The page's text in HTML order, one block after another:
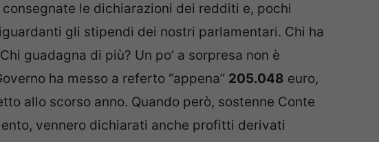
le dichiarazioni dei redditi e, pochi
gli stipendi dei nostri parlamentari. Chi ha
guadagna di più? Un po’ a sorpresa non è
ha messo a referto “appena” 205.048 euro,
allo scorso anno. Quando però, sostenne Conte
vennero dichiarati anche profitti derivati